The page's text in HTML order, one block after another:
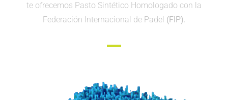
te ofrecemos Pasto Sintético Homologado con la
Federación Internacional de Padel (FIP).